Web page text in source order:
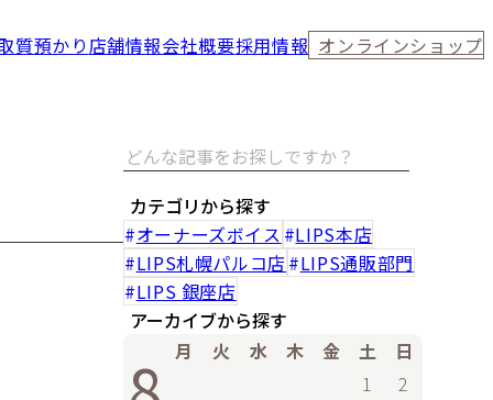
質預かり 店舗情報会社概要採用情報 オンラインショップ
カテゴリから探す
オーナーズボイス
LIPS本店
LIPS札幌パルコ店
LIPS通販部門
LIPS 銀座店
アーカイブから探す
月 火 水 木 金 土
日
1
2